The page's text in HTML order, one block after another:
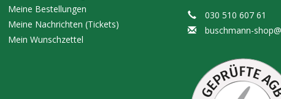
Meine Bestellungen
Meine Nachrichten (Tickets)
Mein Wunschzettel
030 510 607 61
buschmann-